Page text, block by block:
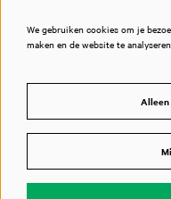
We gebruiken cookies om je
maken en de website te analyseren.